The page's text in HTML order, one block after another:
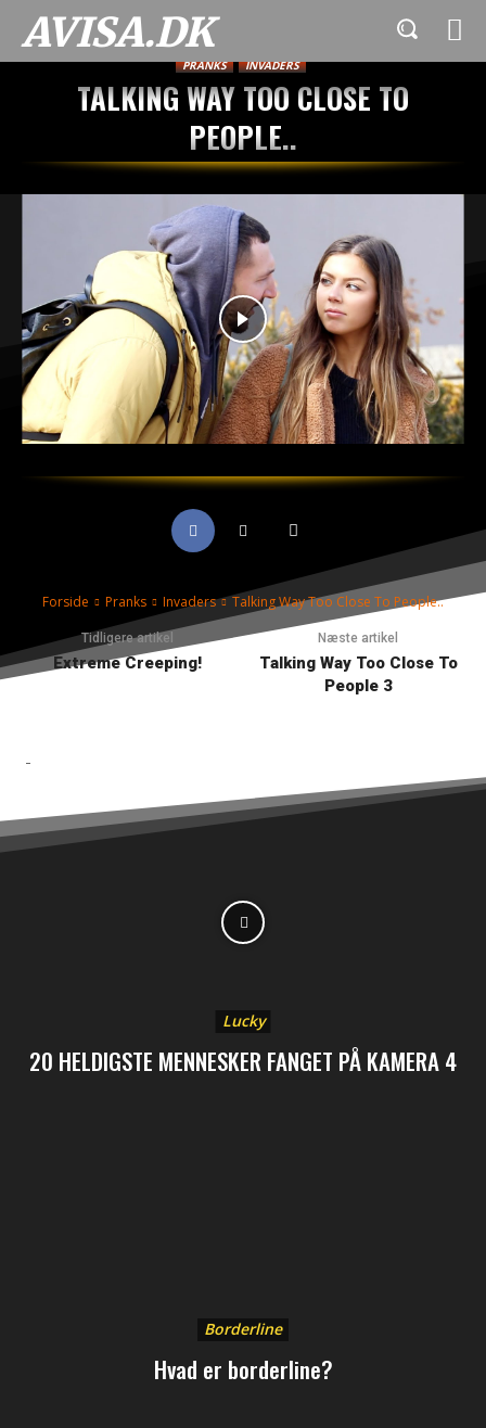
AVISA.DK
PRANKS INVADERS
TALKING WAY TOO CLOSE TO
PEOPLE..
Forside Pranks Invaders Talking Way Too Close To People..
Tidligere artikel
Extreme Creeping!
Næste artikel
Talking Way Too Close To
People 3
-
Lucky
20 HELDIGSTE MENNESKER FANGET PÅ KAMERA 4
Borderline
Hvad er borderline?